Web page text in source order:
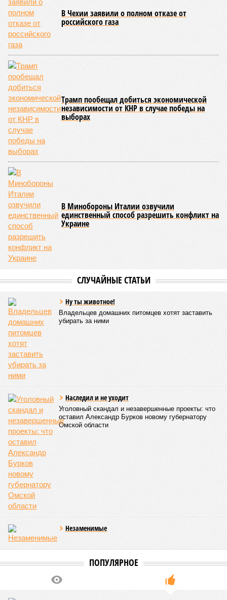
В Чехии заявили о полном отказе от
российского газа
Трамп пообещал добиться экономической
независимости от КНР в случае победы на
выборах
В Минобороны Италии озвучили
единственный способ разрешить конфликт на
Украине
СЛУЧАЙНЫЕ СТАТЬИ
Ну ты животное!
Владельцев домашних питомцев хотят заставить
убирать за ними
Наследил и не уходит
Уголовный скандал и незавершенные проекты: что
оставил Александр Бурков новому губернатору
Омской области
Незаменимые
ПОПУЛЯРНОЕ